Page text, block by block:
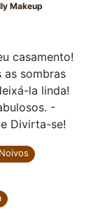
Makeup
casamento!
as sombras
la linda!
-
Divirta-se!